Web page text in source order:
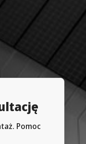
Pomoc